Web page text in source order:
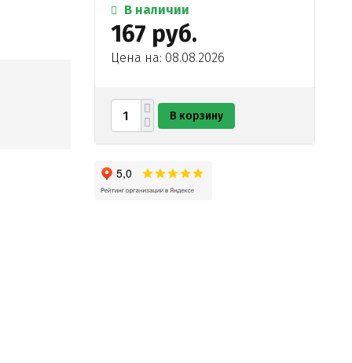
В наличии
167 руб.
Цена на: 08.08.2026
В корзину